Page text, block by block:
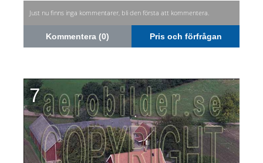
Just nu finns inga kommentarer, bli den första att kommentera.
Kommentera (0) Pris och förfrågan
7